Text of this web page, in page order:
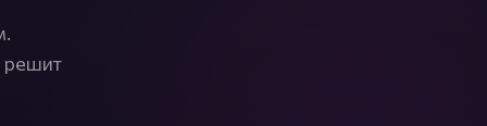
решит